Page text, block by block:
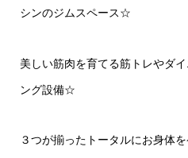
シンのジムスペース☆
美しい筋肉を育てる筋トレやダ
ング設備☆
３つが揃ったトータルにお身体